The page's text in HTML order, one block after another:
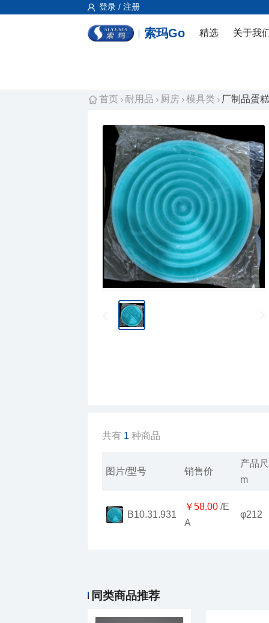
登录 / 注册
索玛Go 精选 关于我
首页 耐用品 厨房 模具类 厂制品蛋
共有 1 种商品
图片/型号
销售价
m
B10.31.931
￥58.00
A
φ212
同类商品推荐